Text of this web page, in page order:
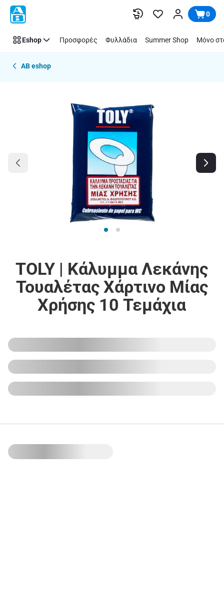
Παράλειψη 0
Eshop Προσφορές Φυλλάδια Summer Shop Μόνο
AB eshop
TOLY | Κάλυμμα Λεκάνης
Τουαλέτας Χάρτινο Μίας
Χρήσης 10 Τεμάχια